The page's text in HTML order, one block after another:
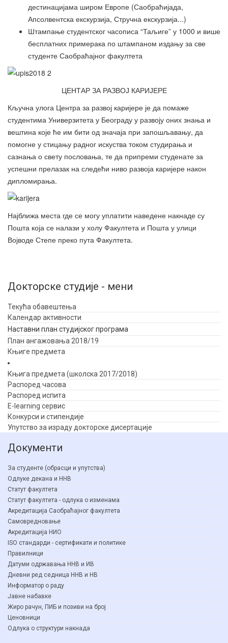
дестинацијама широм Европе (Саобраћијада,
Апсолвентска екскурзија, Стручна екскурзија...)
Штампање студентског часописа “Таљиге” у 1000 и више
бесплатних примерака по штампаном издању за све
студенте Саобраћајног факултета
ЦЕНТАР ЗА РАЗВОЈ КАРИЈЕРЕ
Кључна улога Центра за развој каријере је да помаже
студентима Универзитета у Београду у развоју оних знања и
вештина које ће им бити од значаја при запошљавању, да
помогне у стицању радног искуства током студирања и
сазнања о свету пословања, те да припреми студенате за
успешни прелазак на следећи ниво развоја каријере након
дипломирања.
Најближа места где се могу уплатити наведене накнаде су
Пошта која се налази у холу Факултета и Пошта у улици
Војводе Степе преко пута Факултета.
Докторске студије - мени
Текућа обавештења
Календар активности
Наставни план студијског програма
План ангажовања 2018/19
Књиге предмета
Књига предмета (школска 2017/2018)
Распоред часова
Распоред испита
E-learning сервис
Конкурси и стипендије
Упутство за израду докторске дисертације
Документи
За студенте (обрасци и упутства)
Одлуке декана и ННВ
Статут факултета
Статут факултета - одлука о изменама
Акредитација Саобраћајног факултета
Самовредновање
Акредитација НИО
ISO стандарди - сертификати и политике
Правилници
Датуми одржавања ННВ и ИВ
Дневни ред седница ННВ и НВ
Информатор о раду
Јавне набавке
Жиро рачун, ПИБ и позиви на број
Ценовници
Одлука о структури накнада